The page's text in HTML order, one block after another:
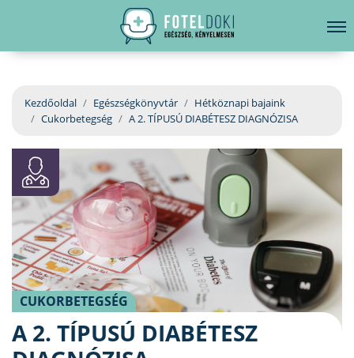
EGÉSZSÉGKÖNYVTÁR
BETEGSÉGKALAUZ
ÜGYELETKERESŐ
ORVOS VÁLASZOL
ORVOSKERESŐ
hirdetés
Kezdőoldal Egészségkönyvtár
Hétköznapi bajaink
Cukorbetegség
A 2. TÍPUSÚ DIABÉTESZ DIAGNÓZISA
CUKORBETEGSÉG
A 2. TÍPUSÚ DIABÉTESZ